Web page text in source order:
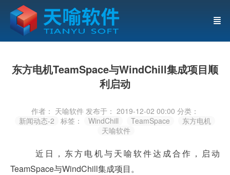
东方电机TeamSpace与WindChill集成项目顺
利启动
作者： 天喻软件 发布于： 2019-12-02 00:00 分类：
新闻动态-2
标签： WindChill TeamSpace
东方电机
天喻软件
近日，东方电机与天喻软件达成合作，启动
TeamSpace与WindChill集成项目。